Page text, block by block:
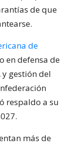
de que
de
en defensa de
y gestión del
respaldo a su
más de